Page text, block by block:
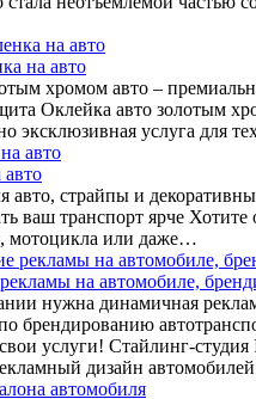
на авто
хромом авто –
Оклейка авто золотым
эксклюзивная услуга для
авто, страйпы и
ваш транспорт ярче
мотоцикла или даже…
на автомобиле,
нужна динамичная
брендированию
услуги! Стайлинг-
дизайн